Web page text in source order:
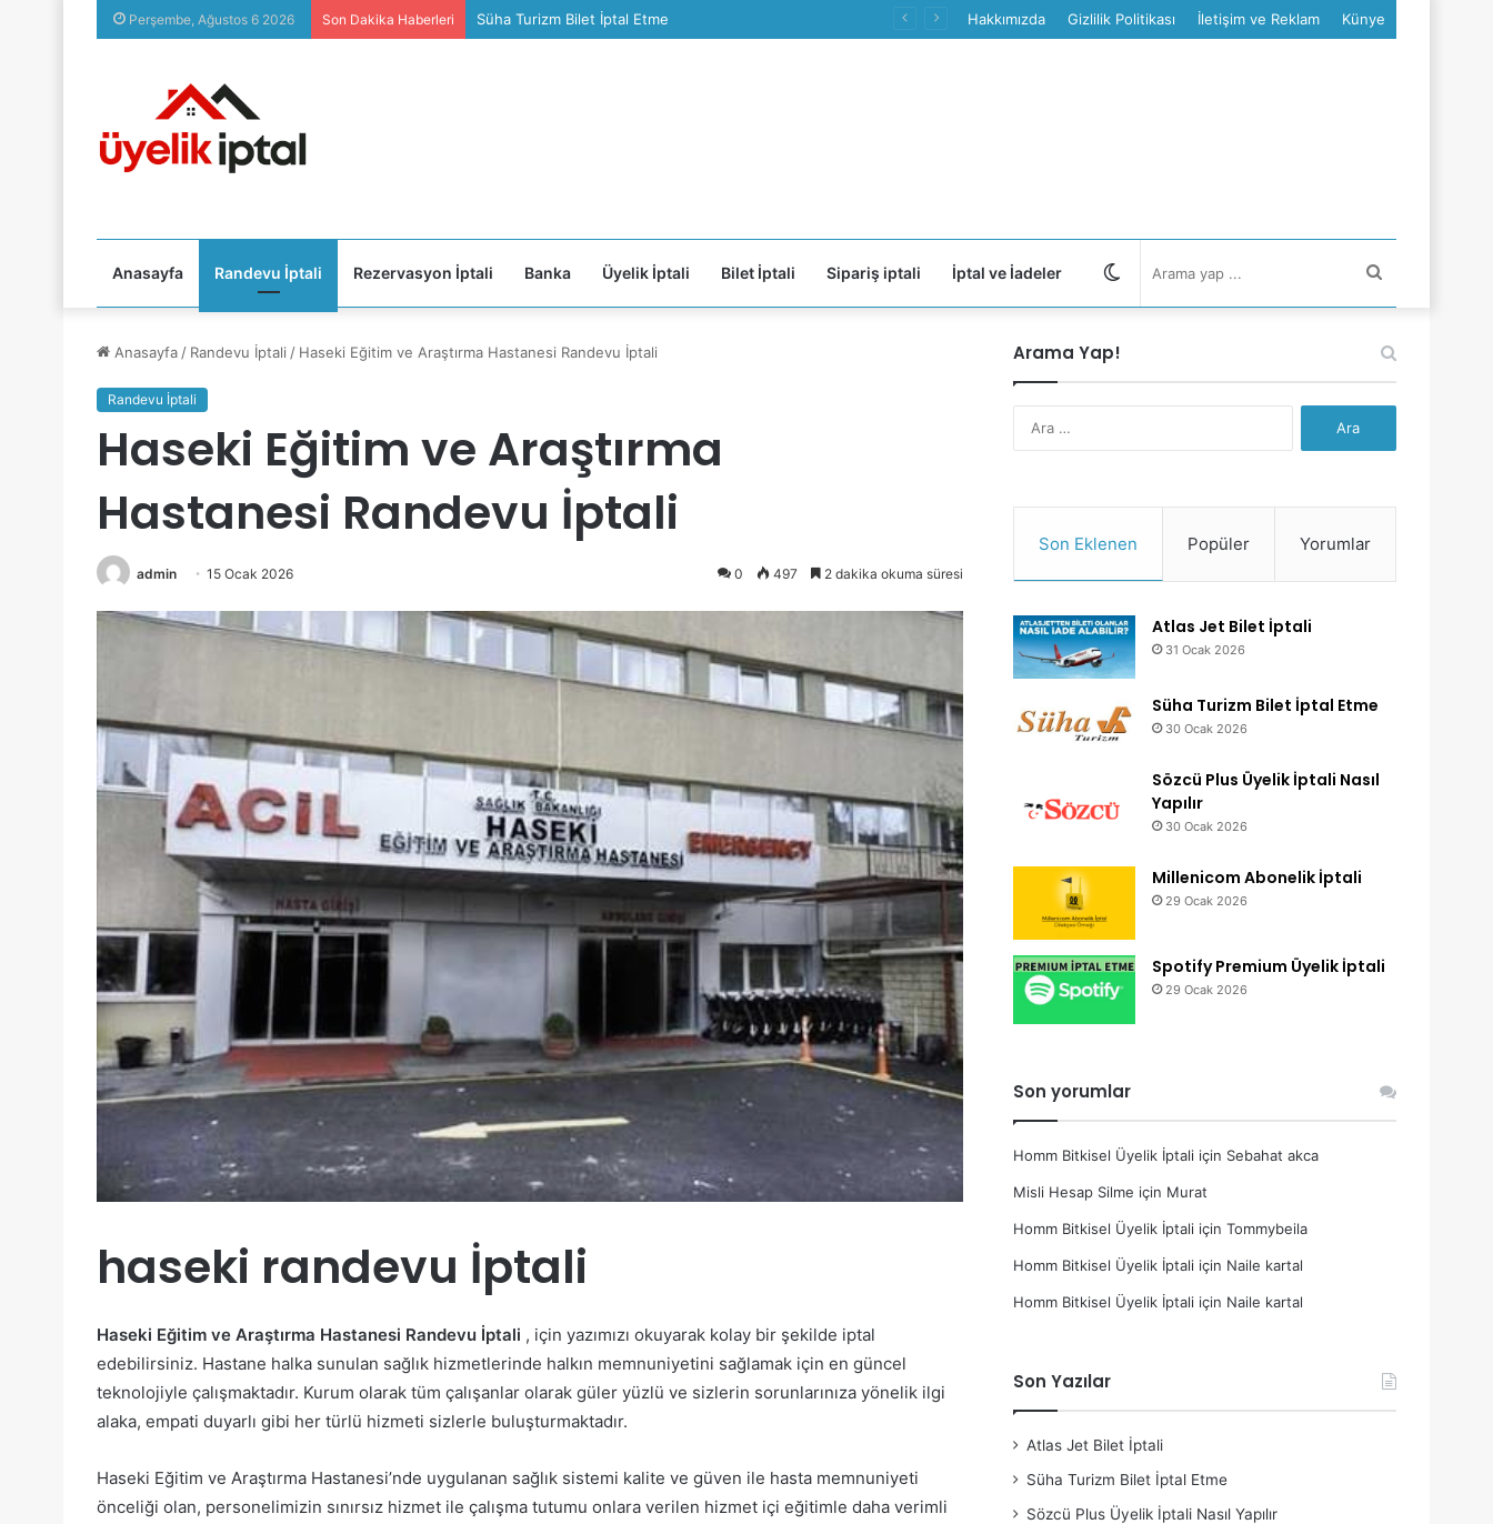
Perşembe, Ağustos 6 2026 Son Dakika Haberleri Süha Turizm Bilet İptal Etme Hakkımızda Gizlilik Politikası İletişim ve Reklam Künye
Anasayfa Randevu İptali Rezervasyon İptali Banka Üyelik İptali Bilet İptali Sipariş iptali İptal ve İadeler
...
değiştir
Anasayfa / Randevu İptali / Haseki Eğitim ve Araştırma Hastanesi Randevu İptali
Randevu İptali
Haseki Eğitim ve Araştırma
Hastanesi Randevu İptali
admin 15 Ocak 2026 0 497 2 dakika okuma süresi
haseki randevu İptali
Haseki Eğitim ve Araştırma Hastanesi Randevu İptali , için yazımızı okuyarak kolay bir şekilde iptal
edebilirsiniz. Hastane halka sunulan sağlık hizmetlerinde halkın memnuniyetini sağlamak için en güncel
teknolojiyle çalışmaktadır. Kurum olarak tüm çalışanlar olarak güler yüzlü ve sizlerin sorunlarınıza yönelik ilgi
alaka, empati duyarlı gibi her türlü hizmeti sizlerle buluşturmaktadır.
Haseki Eğitim ve Araştırma Hastanesi’nde uygulanan sağlık sistemi kalite ve güven ile hasta memnuniyeti
önceliği olan, personelimizin sınırsız hizmet ile çalışma tutumu onlara verilen hizmet içi eğitimle daha verimli
Arama Yap!
Son Eklenen Popüler Yorumlar
Atlas Jet Bilet İptali
31 Ocak 2026
Süha Turizm Bilet İptal Etme
30 Ocak 2026
Sözcü Plus Üyelik İptali Nasıl
Yapılır
30 Ocak 2026
Millenicom Abonelik İptali
29 Ocak 2026
Spotify Premium Üyelik İptali
29 Ocak 2026
Son yorumlar
Homm Bitkisel Üyelik İptali için Sebahat akca
Misli Hesap Silme için Murat
Homm Bitkisel Üyelik İptali içinTommybeila
Homm Bitkisel Üyelik İptali için Naile kartal
Homm Bitkisel Üyelik İptali için Naile kartal
Son Yazılar
Atlas Jet Bilet İptali
Süha Turizm Bilet İptal Etme
Sözcü Plus Üyelik İptali Nasıl Yapılır